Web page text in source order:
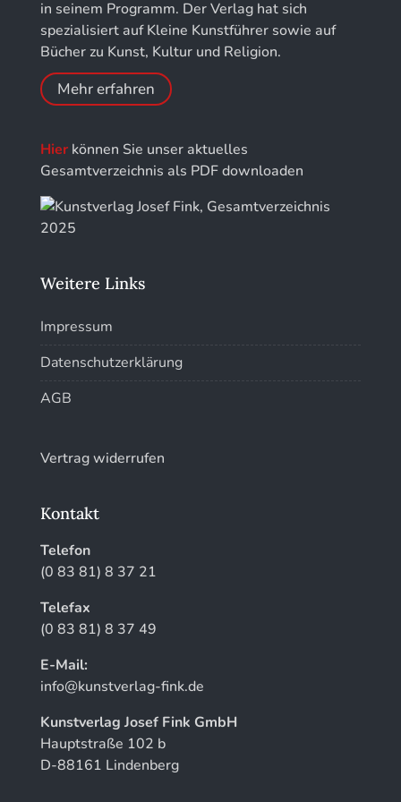
Kunstführer PQ
Kunstführer R
Kunstführer Sch
Kunstführer St
Gärten
in seinem Programm. Der Verlag hat sich
spezialisiert auf Kleine Kunstführer sowie auf
Bücher zu Kunst, Kultur und Religion.
Mehr erfahren
Hierkönnen Sie unser aktuelles
Gesamtverzeichnis als PDF downloaden
Weitere Links
Impressum
Datenschutzerklärung
AGB
Vertrag widerrufen
Kontakt
Telefon
(0 83 81) 8 37 21
Telefax
(0 83 81) 8 37 49
E-Mail:
info@kunstverlag-fink.de
Kunstverlag Josef Fink GmbH
Hauptstraße 102 b
D-88161 Lindenberg